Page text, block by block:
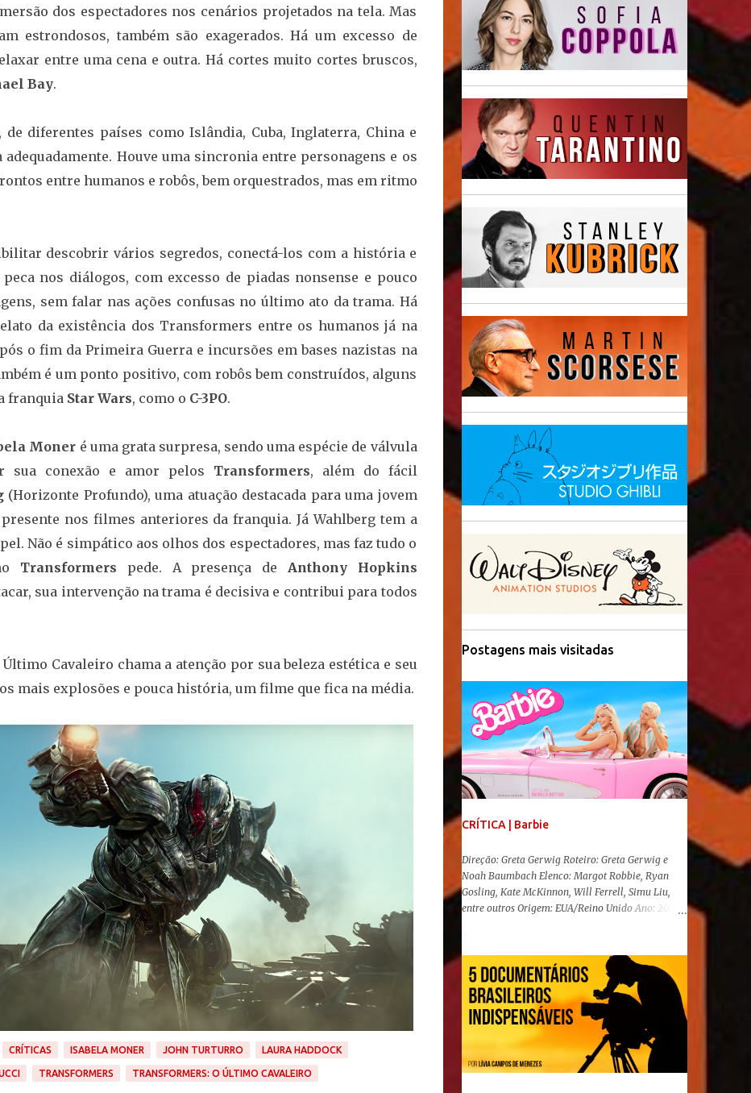
dos espectadores nos cenários projetados na tela. Mas
estrondosos, também são exagerados. Há um excesso de
entre uma cena e outra. Há cortes muito cortes bruscos,
Bay.
diferentes países como Islândia, Cuba, Inglaterra, China e
Houve uma sincronia entre personagens e os
entre humanos e robôs, bem orquestrados, mas em ritmo
descobrir vários segredos, conectá-los com a história e
nos diálogos, com excesso de piadas nonsense e pouco
sem falar nas ações confusas no último ato da trama. Há
da existência dos Transformers entre os humanos já na
o fim da Primeira Guerra e incursões em bases nazistas na
é um ponto positivo, com robôs bem construídos, alguns
franquia Star Wars, como o C-3PO.
Moner é uma grata surpresa, sendo uma espécie de válvula
sua conexão e amor pelos Transformers, além do fácil
(Horizonte Profundo), uma atuação destacada para uma jovem
nos filmes anteriores da franquia. Já Wahlberg tem a
Não é simpático aos olhos dos espectadores, mas faz tudo o
Transformers pede. A presença de Anthony Hopkins
sua intervenção na trama é decisiva e contribui para todos
Cavaleiro chama a atenção por sua beleza estética e seu
mais explosões e pouca história, um filme que fica na média.
CRÍTICAS ISABELA MONER JOHN TURTURRO LAURA HADDOCK
TRANSFORMERS TRANSFORMERS: O ÚLTIMO CAVALEIRO
Postagens mais visitadas
CRÍTICA | Barbie
Direção: Greta Gerwig Roteiro: Greta Gerwig e
Noah Baumbach Elenco: Margot Robbie, Ryan
Gosling, Kate McKinnon, Will Ferrell, Simu Liu,
entre outros Origem: EUA/Reino Unido Ano: 2023
Barbie , o aguardado live-action da boneca mais
famosa do mundo, enfim, chegou aos cinemas. Em
meio a toda divulgação e o hype em torno de seu
lançamento, posso afirmar que o longa, dirigido
por Greta Gerwig ( Adoráveis Mulheres ) prometeu
tudo e entregou mais ainda, se provando o filme
do ano até aqui. Repleto de criatividade, humor e
sem medo de não se levar a sério, a produção